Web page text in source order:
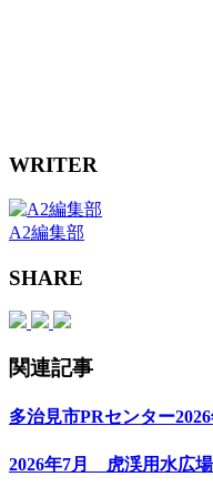
WRITER
A2編集部
SHARE
関連記事
多治見市PRセンター
2026年7月 虎渓用水広